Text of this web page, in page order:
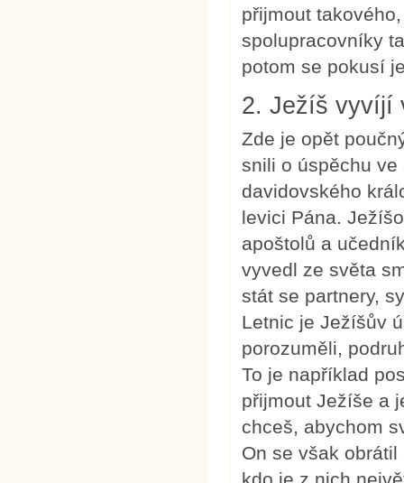
přijmout
spolupracovníky
potom se pokusí
2. Ježíš vyvíjí
Zde je opět
snili o úspěchu
davidovského
levici Pána.
apoštolů a
vyvedl ze světa
stát se partnery,
Letnic je Ježíšův
porozuměli,
To je například
přijmout Ježíše a
chceš, abychom
On se však